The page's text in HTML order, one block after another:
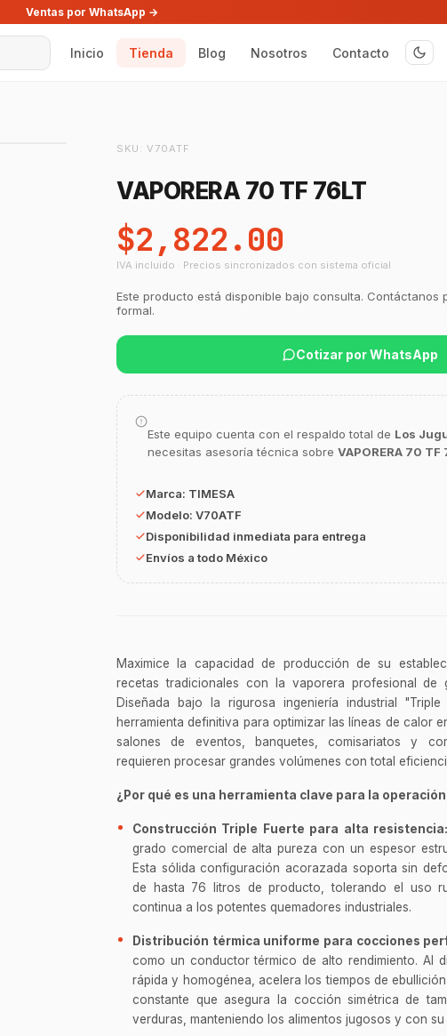
Ventas por WhatsApp →
Inicio Tienda Blog Nosotros Contacto
SKU: V70ATF
VAPORERA 70 TF 76LT
$2,822.00
IVA incluido · Precios sincronizados con sistema oficial
Este producto está disponible bajo consulta. Contáctanos
formal.
Cotizar por WhatsApp
Este equipo cuenta con el respaldo total de Los
necesitas asesoría técnica sobre VAPORERA 70 TF
Marca: TIMESA
Modelo: V70ATF
Disponibilidad inmediata para entrega
Envíos a todo México
Maximice la capacidad de producción de su
recetas tradicionales con la vaporera profesional
Diseñada bajo la rigurosa ingeniería industrial
herramienta definitiva para optimizar las líneas de calor
salones de eventos, banquetes, comisariatos y
requieren procesar grandes volúmenes con total
¿Por qué es una herramienta clave para la
Construcción Triple Fuerte para alta resistencia:
grado comercial de alta pureza con un espesor
Esta sólida configuración acorazada soporta sin
de hasta 76 litros de producto, tolerando el uso
continua a los potentes quemadores industriales.
Distribución térmica uniforme para cocciones
como un conductor térmico de alto rendimiento. Al
rápida y homogénea, acelera los tiempos de
constante que asegura la cocción simétrica de
verduras, manteniendo los alimentos jugosos y con su